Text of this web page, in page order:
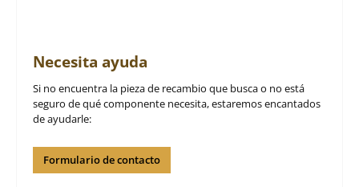
Necesita ayuda
Si no encuentra la pieza de recambio que busca o no está
seguro de qué componente necesita, estaremos encantados
de ayudarle:
Formulario de contacto